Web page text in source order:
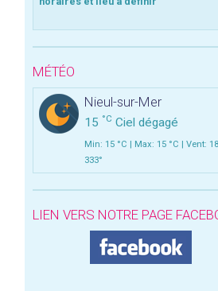
MÉTÉO
Nieul-sur-Mer
15 °C Ciel dégagé
Min: 15 °C | Max: 15 °C | Vent:
333°
LIEN VERS NOTRE PAGE